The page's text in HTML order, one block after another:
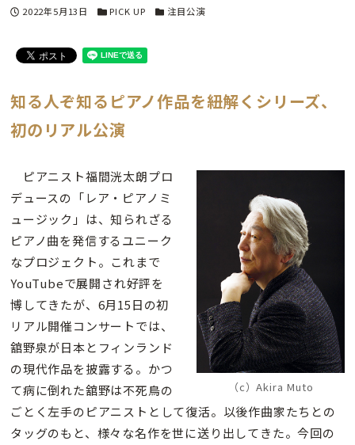
投稿日
2022年5月13日 カテゴリー
PICK UP カテゴリー
注目公演
知る人ぞ知るピアノ作品を紐解くシリーズ、
初のリアル公演
（c）Akira Muto
ピアニスト福間洸太朗プロ
デュースの「レア・ピアノミ
ュージック」は、知られざる
ピアノ曲を発信するユニーク
なプロジェクト。これまで
YouTubeで展開され好評を
博してきたが、6月15日の初
リアル開催コンサートでは、
舘野泉が日本とフィンランド
の現代作品を披露する。かつ
て病に倒れた舘野は不死鳥の
ごとく左手のピアニストとして復活。以後作曲家たちとの
タッグのもと、様々な名作を世に送り出してきた。今回の